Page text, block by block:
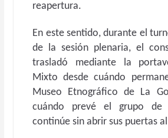
reapertura.
En este sentido, durante el
de la sesión plenaria, el
trasladó mediante la
Mixto desde cuándo
Museo Etnográfico de La
cuándo prevé el grupo de
continúe sin abrir sus puertas